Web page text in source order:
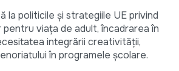
la politicile și strategiile UE privind
viața de adult, încadrarea în
integrării creativității,
în programele școlare.